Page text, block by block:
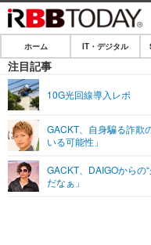
ホーム
IT・デジタル
ネタ
ショッピング
SPEED TEST
エンタメ
エンタメTOP
ライフ
ホーム IT・デジタル
注目記事
10G光回線導入レポ
GACKT、自身騙る詐欺
いる可能性」
GACKT、DAIGOからの
だなぁ」